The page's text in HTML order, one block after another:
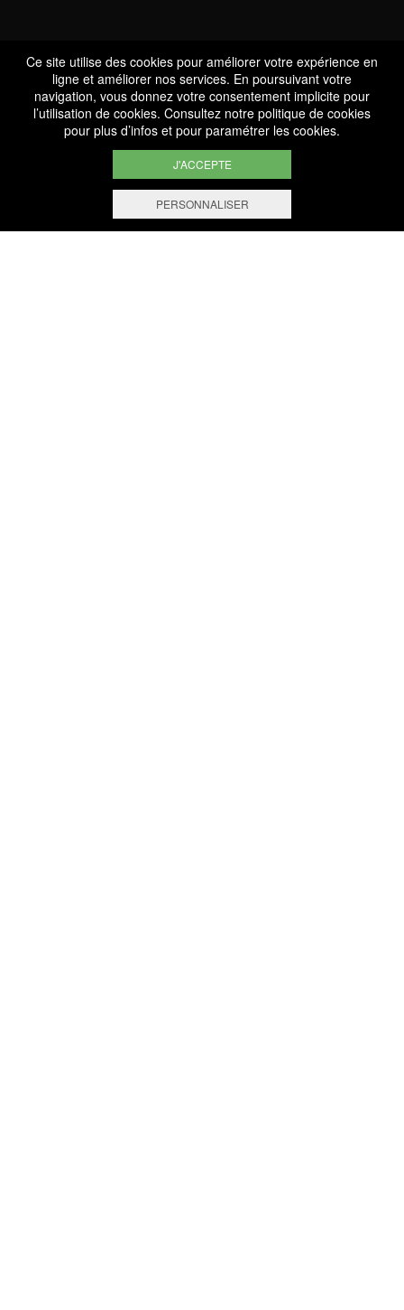
Ce site utilise des cookies pour améliorer votre expérience en
ligne et améliorer nos services. En poursuivant votre
navigation, vous donnez votre consentement implicite pour
l’utilisation de cookies. Consultez notre politique de cookies
pour plus d’infos et pour paramétrer les cookies.
J'ACCEPTE
PERSONNALISER